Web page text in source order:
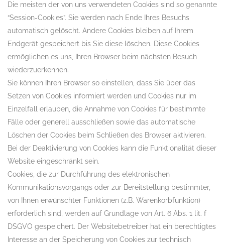
Die meisten der von uns verwendeten Cookies sind so genannte
“Session-Cookies”. Sie werden nach Ende Ihres Besuchs
automatisch gelöscht. Andere Cookies bleiben auf Ihrem
Endgerät gespeichert bis Sie diese löschen. Diese Cookies
ermöglichen es uns, Ihren Browser beim nächsten Besuch
wiederzuerkennen.
Sie können Ihren Browser so einstellen, dass Sie über das
Setzen von Cookies informiert werden und Cookies nur im
Einzelfall erlauben, die Annahme von Cookies für bestimmte
Fälle oder generell ausschließen sowie das automatische
Löschen der Cookies beim Schließen des Browser aktivieren.
Bei der Deaktivierung von Cookies kann die Funktionalität dieser
Website eingeschränkt sein.
Cookies, die zur Durchführung des elektronischen
Kommunikationsvorgangs oder zur Bereitstellung bestimmter,
von Ihnen erwünschter Funktionen (z.B. Warenkorbfunktion)
erforderlich sind, werden auf Grundlage von Art. 6 Abs. 1 lit. f
DSGVO gespeichert. Der Websitebetreiber hat ein berechtigtes
Interesse an der Speicherung von Cookies zur technisch